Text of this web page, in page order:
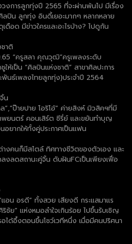
งการลูกทุ่งปี 2565 ที่จะผ่านพ้นไป มีเรื่อง
ลปิน ลูกทุ่ง อินดี้เยอะมากๆ หลากหลาย
ดือด มีข่าวใครและอะไรบ้าง? ไปดูกัน
าติ
“ครูสลา คุณวุฒิ”ครูเพลงระดับ
ให้เป็น “ศิลปินแห่งชาติ” สาขาศิลปะการ
นธ์เพลงไทยลูกทุ่ง)ประจำปี 2564
น
ป๊ายปาย โอริโอ้” ค่ายสิงห์ มิวสิคฯที่มี
ยนตร์ คอนเสิร์ต ซีรี่ย์ และขยันทำบุญ
ยากให้ทั้งคู่ประกาศเป็นแฟน
างคนก็มีสไตล์ ทิศทางชีวิตของตัวเอง และ
ลงลดสถานะคู่จิ้น ดับฝันFCเป็นเพียงเฟื่อ
อน อรดี” ทั้งสวย เสียงดี กระแสมาแร
ชัย” แห่งหมอลำใจเกินร้อย ไปขึ้นรับเชิญ
ได้อึ้งตอนขึ้นโชว์เวทีหนึ่ง เมื่อมีคนปริศนา